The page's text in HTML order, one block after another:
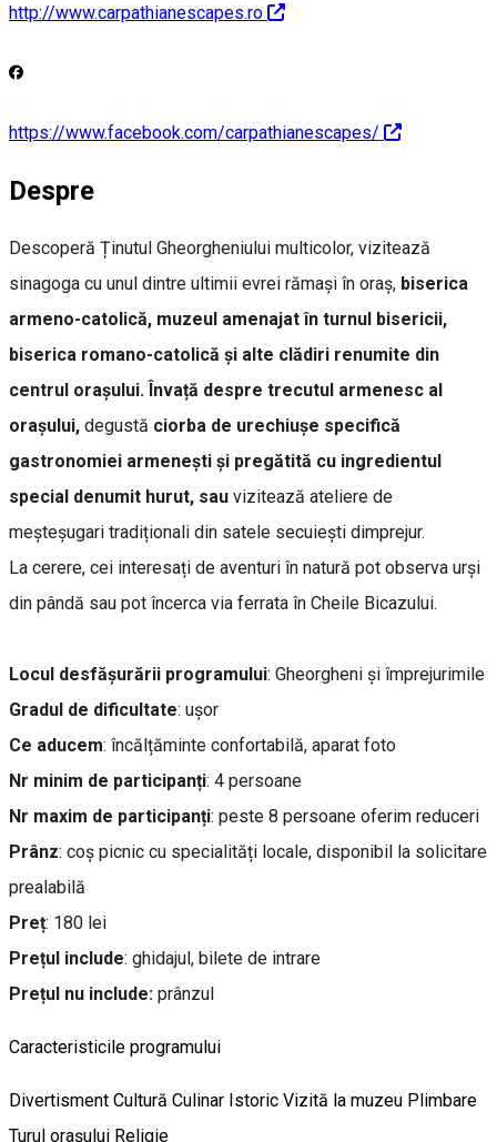
http://www.carpathianescapes.ro
https://www.facebook.com/carpathianescapes/
Despre
Descoperă Ținutul Gheorgheniului multicolor, vizitează
sinagoga cu unul dintre ultimii evrei rămași în oraș, biserica
armeno-catolică, muzeul amenajat în turnul bisericii,
biserica romano-catolică și alte clădiri renumite din
centrul orașului. Învață despre trecutul armenesc al
orașului, degustă ciorba de urechiușe specifică
gastronomiei armenești și pregătită cu ingredientul
special denumit hurut, sau vizitează ateliere de
meșteșugari tradiționali din satele secuiești dimprejur.
La cerere, cei interesați de aventuri în natură pot observa urși
din pândă sau pot încerca via ferrata în Cheile Bicazului.
Locul desfășurării programului: Gheorgheni și împrejurimile
Gradul de dificultate: ușor
Ce aducem: încălțăminte confortabilă, aparat foto
Nr minim de participanți: 4 persoane
Nr maxim de participanți: peste 8 persoane oferim reduceri
Prânz: coș picnic cu specialități locale, disponibil la solicitare
prealabilă
Preț: 180 lei
Prețul include: ghidajul, bilete de intrare
Prețul nu include: prânzul
Caracteristicile programului
Divertisment Cultură Culinar Istoric Vizită la muzeu Plimbare
Turul oraşului Religie